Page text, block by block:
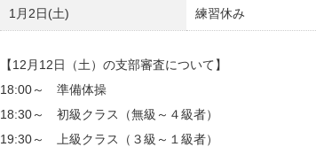
1月2日(土) 練習休み
【12月12日（土）の支部審査について】
18:00～ 準備体操
18:30～ 初級クラス（無級～４級者）
19:30～ 上級クラス（３級～１級者）